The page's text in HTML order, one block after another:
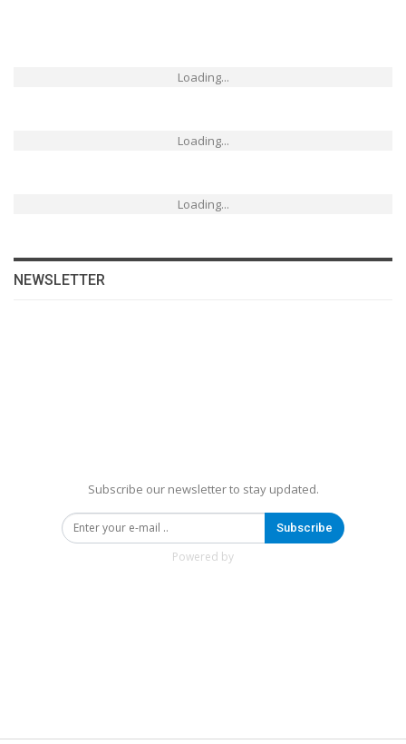
Loading...
Loading...
Loading...
NEWSLETTER
Subscribe our newsletter to stay updated.
Subscribe
Powered by